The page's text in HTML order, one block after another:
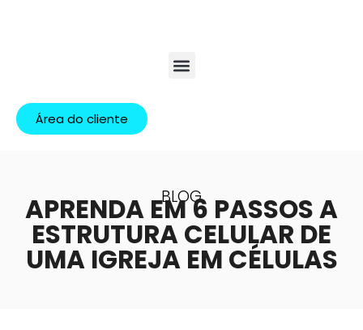
Área do cliente
BLOG
APRENDA EM 6 PASSOS A
ESTRUTURA CELULAR DE
UMA IGREJA EM CÉLULAS